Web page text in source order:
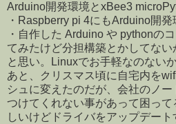
Arduino開発環境とxBee3
・Raspberry pi 4にもArduino開
・自作した Arduino や pythonの
てみたけど分担構築とかしてな
と思い。Linuxでお手軽なのないか
あと、クリスマス頃に自宅内を
シュに変えたのだが、会社のノ
つけてくれない事があって困っ
しいけどドライバをアップデー